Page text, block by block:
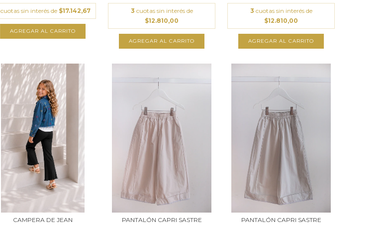
cuotas sin interés de $17.142,67
AGREGAR AL CARRITO
3 cuotas sin interés de
$12.810,00
AGREGAR AL CARRITO
3 cuotas sin interés de
$12.810,00
AGREGAR AL CARRITO
CAMPERA DE JEAN
PANTALÓN CAPRI SASTRE
PANTALÓN CAPRI SASTRE